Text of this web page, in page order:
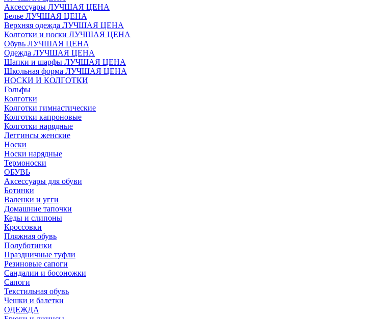
Аксессуары ЛУЧШАЯ ЦЕНА
Белье ЛУЧШАЯ ЦЕНА
Верхняя одежда ЛУЧШАЯ ЦЕНА
Колготки и носки ЛУЧШАЯ ЦЕНА
Обувь ЛУЧШАЯ ЦЕНА
Одежда ЛУЧШАЯ ЦЕНА
Шапки и шарфы ЛУЧШАЯ ЦЕНА
Школьная форма ЛУЧШАЯ ЦЕНА
НОСКИ И КОЛГОТКИ
Гольфы
Колготки
Колготки гимнастические
Колготки капроновые
Колготки нарядные
Леггинсы женские
Носки
Носки нарядные
Термоноски
ОБУВЬ
Аксессуары для обуви
Ботинки
Валенки и угги
Домашние тапочки
Кеды и слипоны
Кроссовки
Пляжная обувь
Полуботинки
Праздничные туфли
Резиновые сапоги
Сандалии и босоножки
Сапоги
Текстильная обувь
Чешки и балетки
ОДЕЖДА